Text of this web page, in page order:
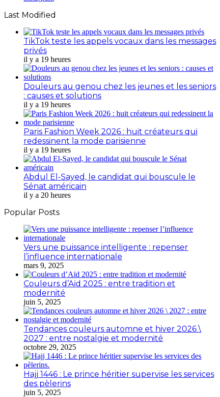
Last Modified
TikTok teste les appels vocaux dans les messages
privés
il y a 19 heures
Douleurs au genou chez les jeunes et les seniors
: causes et solutions
il y a 19 heures
Paris Fashion Week 2026 : huit créateurs qui
redessinent la mode parisienne
il y a 19 heures
Abdul El-Sayed, le candidat qui bouscule le
Sénat américain
il y a 20 heures
Popular Posts
Vers une puissance intelligente : repenser
l’influence internationale
mars 9, 2025
Couleurs d’Aïd 2025 : entre tradition et
modernité
juin 5, 2025
Tendances couleurs automne et hiver 2026 \
2027 : entre nostalgie et modernité
octobre 29, 2025
Hajj 1446 : Le prince héritier supervise les services
des pèlerins
juin 5, 2025